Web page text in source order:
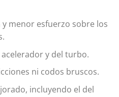
menor esfuerzo sobre los
y del turbo.
ni codos bruscos.
incluyendo el del